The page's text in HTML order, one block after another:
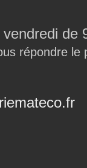
répondre le